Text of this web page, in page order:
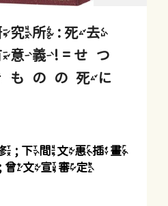
究所 : 死去
義! = せつ
ものの死に
; 下間文惠插畫
曾文宣審定